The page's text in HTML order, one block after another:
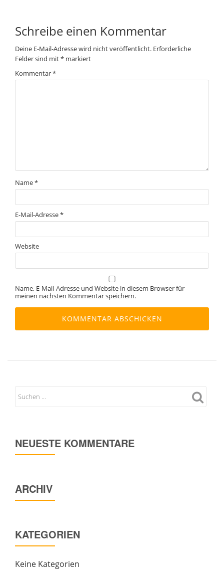
Schreibe einen Kommentar
Deine E-Mail-Adresse wird nicht veröffentlicht. Erforderliche
Felder sind mit* markiert
Kommentar*
Name*
E-Mail-Adresse*
Website
Name, E-Mail-Adresse und Website in diesem Browser für
meinen nächsten Kommentar speichern.
NEUESTE KOMMENTARE
ARCHIV
KATEGORIEN
Keine Kategorien